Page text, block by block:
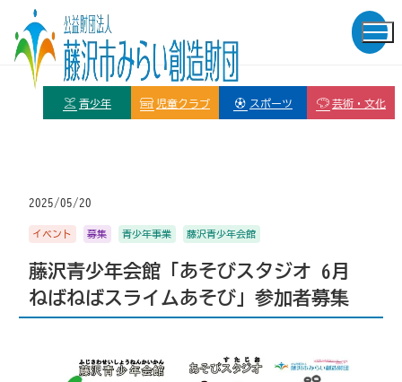
青少年 児童クラブ スポーツ 芸術・文化
2025/05/20
イベント 募集 青少年事業 藤沢青少年会館
藤沢青少年会館「あそびスタジオ 6月
ねばねばスライムあそび」参加者募集